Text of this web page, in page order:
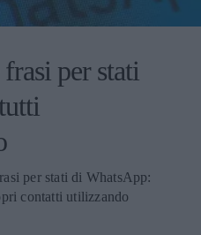
per stati
per stati di WhatsApp:
contatti utilizzando